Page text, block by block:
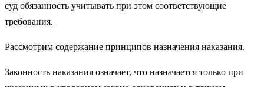
суд обязанность учитывать при этом соответствующие
требования.
Рассмотрим содержание принципов назначения наказания.
Законность наказания означает, что назначается только при